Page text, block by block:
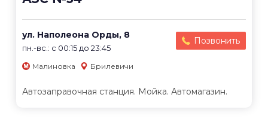
ул. Наполеона Орды, 8
пн.-вс.: с 00:15 до 23:45
Позвонить
Малиновка Брилевичи
Автозаправочная станция. Мойка. Автомагазин.